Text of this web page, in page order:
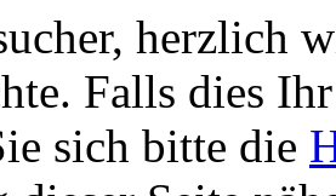
herzlich
Falls dies
sich bitte die